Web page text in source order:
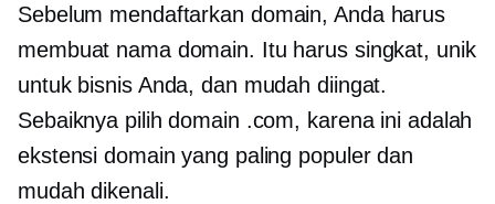
Sebelum mendaftarkan domain, Anda harus
membuat nama domain. Itu harus singkat, unik
untuk bisnis Anda, dan mudah diingat.
Sebaiknya pilih domain .com, karena ini adalah
ekstensi domain yang paling populer dan
mudah dikenali.